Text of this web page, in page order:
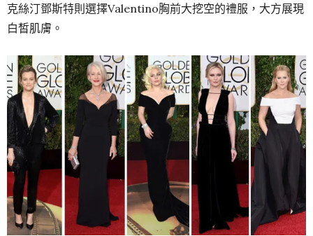
克絲汀鄧斯特則選擇Valentino胸前大挖空的禮服，大方展現
白皙肌膚。